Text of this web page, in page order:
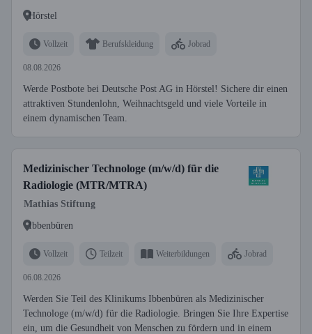
Hörstel
Vollzeit Berufskleidung Jobrad
08.08.2026
Werde Postbote bei Deutsche Post AG in Hörstel! Sichere dir einen
attraktiven Stundenlohn, Weihnachtsgeld und viele Vorteile in
einem dynamischen Team.
Medizinischer Technologe (m/w/d) für die
Radiologie (MTR/MTRA)
Mathias Stiftung
Ibbenbüren
Vollzeit Teilzeit Weiterbildungen Jobrad
06.08.2026
Werden Sie Teil des Klinikums Ibbenbüren als Medizinischer
Technologe (m/w/d) für die Radiologie. Bringen Sie Ihre Expertise
ein, um die Gesundheit von Menschen zu fördern und in einem